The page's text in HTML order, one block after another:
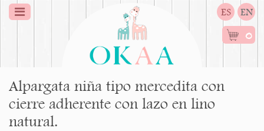
ES EN
0
Alpargata niña tipo mercedita con
cierre adherente con lazo en lino
natural.